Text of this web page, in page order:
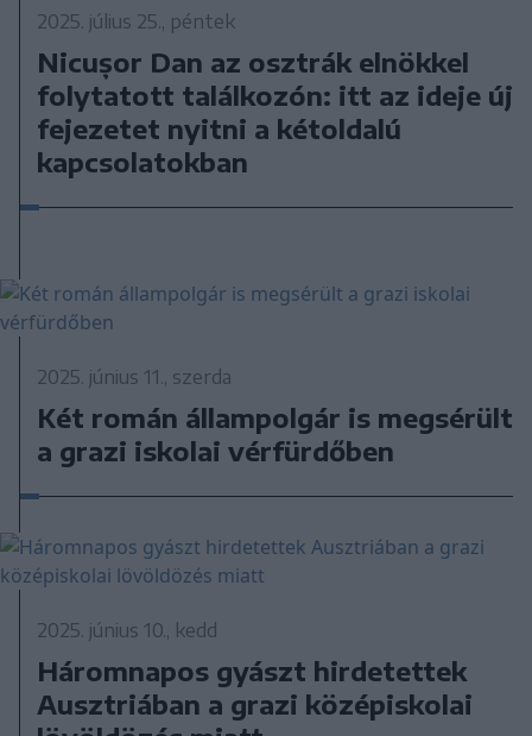
2025. július 25., péntek
Nicușor Dan az osztrák elnökkel
folytatott találkozón: itt az ideje új
fejezetet nyitni a kétoldalú
kapcsolatokban
2025. június 11., szerda
Két román állampolgár is megsérült
a grazi iskolai vérfürdőben
2025. június 10., kedd
Háromnapos gyászt hirdetettek
Ausztriában a grazi középiskolai